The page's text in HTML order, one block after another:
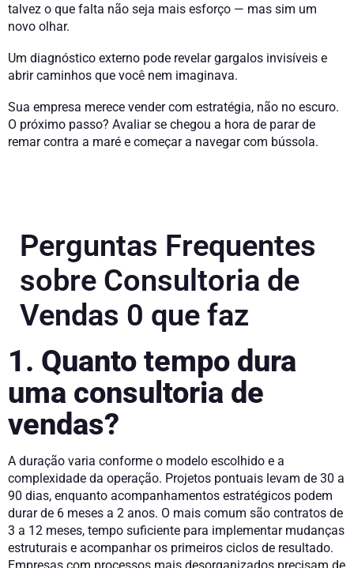
talvez o que falta não seja mais esforço — mas sim um
novo olhar.
Um diagnóstico externo pode revelar gargalos invisíveis e
abrir caminhos que você nem imaginava.
Sua empresa merece vender com estratégia, não no escuro.
O próximo passo? Avaliar se chegou a hora de parar de
remar contra a maré e começar a navegar com bússola.
Perguntas Frequentes
sobre Consultoria de
Vendas 0 que faz
1. Quanto tempo dura
uma consultoria de
vendas?
A duração varia conforme o modelo escolhido e a
complexidade da operação. Projetos pontuais levam de 30 a
90 dias, enquanto acompanhamentos estratégicos podem
durar de 6 meses a 2 anos. O mais comum são contratos de
3 a 12 meses, tempo suficiente para implementar mudanças
estruturais e acompanhar os primeiros ciclos de resultado.